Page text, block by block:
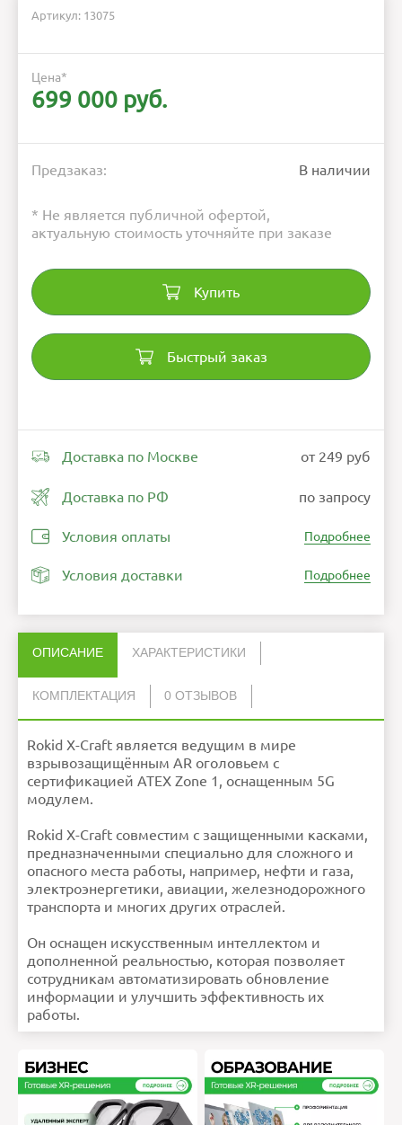
Артикул: 13075
Цена*
699 000 руб.
Предзаказ: В наличии
* Не является публичной офертой,
актуальную стоимость уточняйте при заказе
Купить
Быстрый заказ
Доставка по Москве от 249 руб
Доставка по РФ по запросу
Условия оплаты Подробнее
Условия доставки Подробнее
ОПИСАНИЕ ХАРАКТЕРИСТИКИ
КОМПЛЕКТАЦИЯ 0 ОТЗЫВОВ
Rokid X-Craft является ведущим в мире
взрывозащищённым AR оголовьем с
сертификацией ATEX Zone 1, оснащенным 5G
модулем.
Rokid X-Craft совместим с защищенными касками,
предназначенными специально для сложного и
опасного места работы, например, нефти и газа,
электроэнергетики, авиации, железнодорожного
транспорта и многих других отраслей.
Он оснащен искусственным интеллектом и
дополненной реальностью, которая позволяет
сотрудникам автоматизировать обновление
информации и улучшить эффективность их
работы.
НАПИСАТЬ ОТЗЫВ
Рейтинг
Плохо Хорошо
Продолжить